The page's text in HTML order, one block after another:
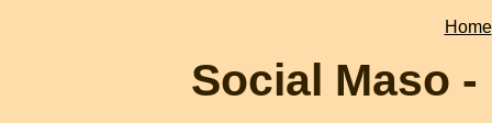
Home
Social Maso